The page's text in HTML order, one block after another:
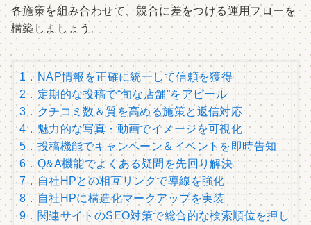
各施策を組み合わせて、競合に差をつける運用フローを
構築しましょう。
1．NAP情報を正確に統一して信頼を獲得
2．定期的な投稿で“旬な店舗”をアピール
3．クチコミ数＆質を高める施策と返信対応
4．魅力的な写真・動画でイメージを可視化
5．投稿機能でキャンペーン＆イベントを即時告知
6．Q&A機能でよくある疑問を先回り解決
7．自社HPとの相互リンクで導線を強化
8．自社HPに構造化マークアップを実装
9．関連サイトのSEO対策で総合的な検索順位を押し